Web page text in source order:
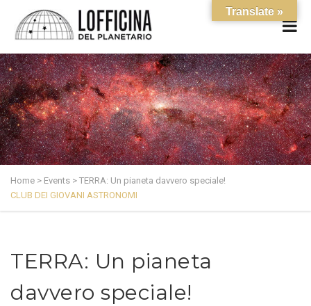
Home > Events > TERRA: Un pianeta davvero speciale!
CLUB DEI GIOVANI ASTRONOMI
TERRA: Un pianeta
davvero speciale!
Translate »